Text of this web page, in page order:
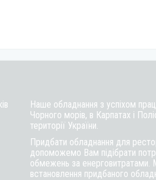
Наше обладнання з успіхом
Чорного морів, в Карпатах і
території України.
Придбати обладнання для
допоможемо Вам підібрати
обмежень за енерговитратами.
встановлення придбаного